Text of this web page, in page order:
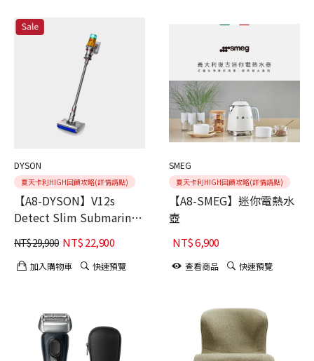
DYSON
夏天卡利HIGH回饋攻略(詳情請點)
【A8-DYSON】V12s
Detect Slim Submarine
乾濕全能洗地吸塵器
NT$29,900 NT$22,900
加入購物車 快速預覽
SMEG
夏天卡利HIGH回饋攻略(詳情請點)
【A8-SMEG】迷你電熱水
壺
NT$6,900
查看商品 快速預覽